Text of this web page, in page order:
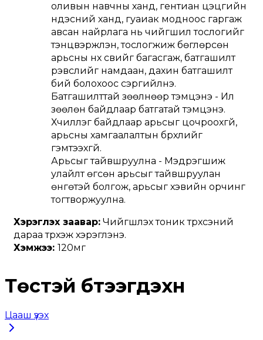
оливын навчны ханд, гентиан цэцгийн
үндэсний ханд, гуаиак модноос гаргаж
авсан найрлага нь чийгшил тослогийг
тэнцвэржүүлэн, тослогжиж бөглөрсөн
арьсны нүх сүвийг багасгаж, батгашилт
үрэвслийг намдаан, дахин батгашилт
бий болохоос сэргийлнэ.
Батгашилттай зөөлнөөр тэмцэнэ - Илүү
зөөлөн байдлаар батгатай тэмцэнэ.
Хүчиллэг байдлаар арьсыг цочроохгүй,
арьсны хамгаалалтын бүрхүүлийг
гэмтээхгүй.
Арьсыг тайвшруулна - Мэдрэгшиж
улайлт өгсөн арьсыг тайвшруулан
өнгөтэй болгож, арьсыг хэвийн орчинг
тогтворжуулна.
Хэрэглэх заавар: Чийгшүүлэх тоник түрхсэний
дараа түрхэж хэрэглэнэ.
Хэмжээ: 120мг
Төстэй бүтээгдэхүүн
Цааш үзэх